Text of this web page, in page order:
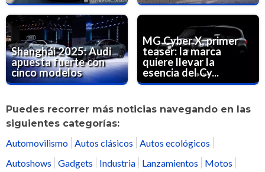
Shanghái 2025: Audi
apuesta fuerte con
cinco modelos
MG Cyber X, primer
teaser: la marca
quiere llevar la
esencia del Cy...
Puedes recorrer más noticias navegando en las
siguientes categorías:
Automovilismo Autos clásicos
Autos ecológicos
Autoshows
Gadgets Industria Lanzamientos
Motos